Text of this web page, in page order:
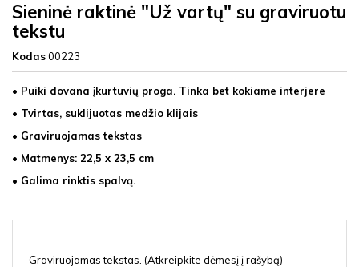
Sieninė raktinė "Už vartų" su graviruotu
tekstu
Kodas00223
• Puiki dovana įkurtuvių proga. Tinka bet kokiame interjere
• Tvirtas, suklijuotas medžio klijais
• Graviruojamas tekstas
• Matmenys: 22,5 x 23,5 cm
• Galima rinktis spalvą.
Graviruojamas tekstas. (Atkreipkite dėmesį į rašybą)